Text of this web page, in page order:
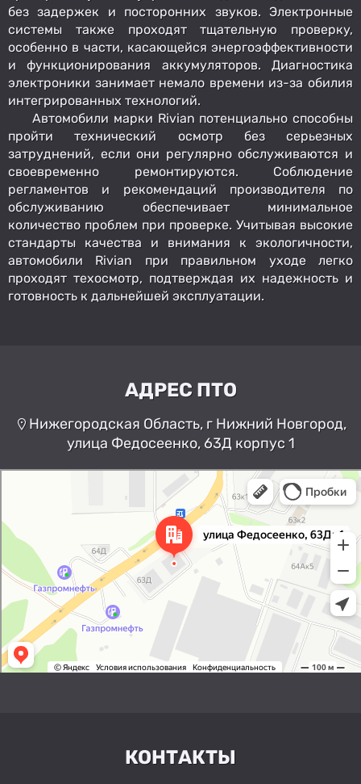
без задержек и посторонних звуков. Электронные
системы также проходят тщательную проверку,
особенно в части, касающейся энергоэффективности
и функционирования аккумуляторов. Диагностика
электроники занимает немало времени из-за обилия
интегрированных технологий.
Автомобили марки Rivian потенциально способны
пройти технический осмотр без серьезных
затруднений, если они регулярно обслуживаются и
своевременно ремонтируются. Соблюдение
регламентов и рекомендаций производителя по
обслуживанию обеспечивает минимальное
количество проблем при проверке. Учитывая высокие
стандарты качества и внимания к экологичности,
автомобили Rivian при правильном уходе легко
проходят техосмотр, подтверждая их надежность и
готовность к дальнейшей эксплуатации.
АДРЕС ПТО
Нижегородская Область, г Нижний Новгород,
улица Федосеенко, 63Д корпус 1
Нижний Новгород
Улица Федосеенко, 63Дк1 —
Яндекс Карты
КОНТАКТЫ